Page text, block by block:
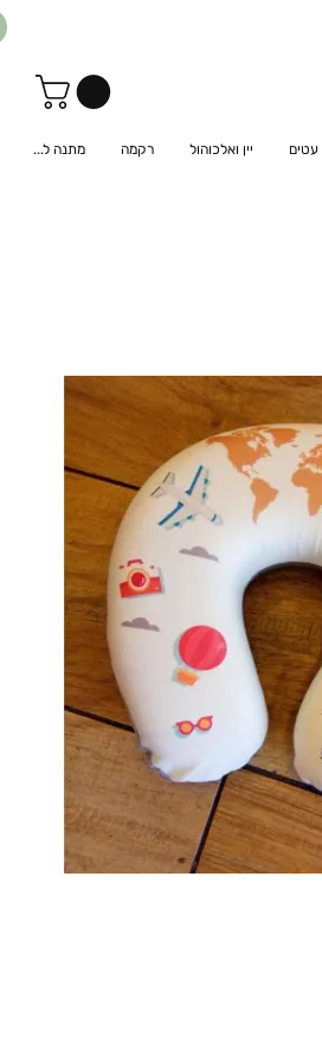
עטים יין ואלכוהול רקמה מתנה ל...